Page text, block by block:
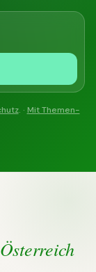
. · Mit Themen-